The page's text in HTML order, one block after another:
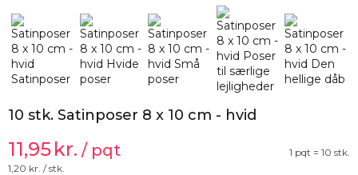
10 stk. Satinposer 8 x 10 cm - hvid
11,95kr. / pqt
1 pqt = 10 stk.
1,20 kr. / stk.